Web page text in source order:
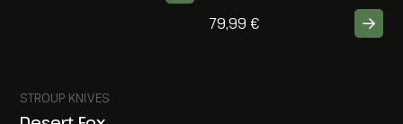
79,99 €
STROUP KNIVES